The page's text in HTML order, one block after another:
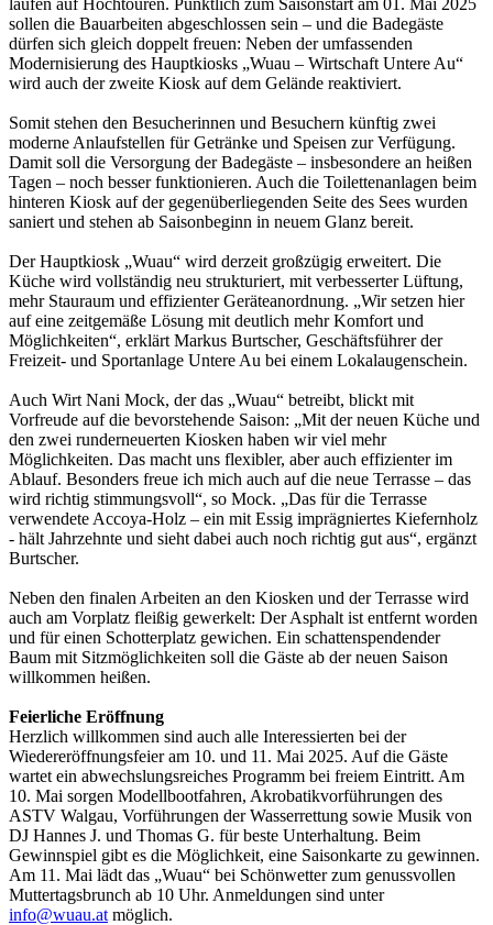
sollen die Bauarbeiten abgeschlossen sein – und die Badegäste
dürfen sich gleich doppelt freuen: Neben der umfassenden
Modernisierung des Hauptkiosks „Wuau – Wirtschaft Untere Au“
wird auch der zweite Kiosk auf dem Gelände reaktiviert.
Somit stehen den Besucherinnen und Besuchern künftig zwei
moderne Anlaufstellen für Getränke und Speisen zur Verfügung.
Damit soll die Versorgung der Badegäste – insbesondere an heißen
Tagen – noch besser funktionieren. Auch die Toilettenanlagen beim
hinteren Kiosk auf der gegenüberliegenden Seite des Sees wurden
saniert und stehen ab Saisonbeginn in neuem Glanz bereit.
Der Hauptkiosk „Wuau“ wird derzeit großzügig erweitert. Die
Küche wird vollständig neu strukturiert, mit verbesserter Lüftung,
mehr Stauraum und effizienter Geräteanordnung. „Wir setzen hier
auf eine zeitgemäße Lösung mit deutlich mehr Komfort und
Möglichkeiten“, erklärt Markus Burtscher, Geschäftsführer der
Freizeit- und Sportanlage Untere Au bei einem Lokalaugenschein.
Auch Wirt Nani Mock, der das „Wuau“ betreibt, blickt mit
Vorfreude auf die bevorstehende Saison: „Mit der neuen Küche und
den zwei runderneuerten Kiosken haben wir viel mehr
Möglichkeiten. Das macht uns flexibler, aber auch effizienter im
Ablauf. Besonders freue ich mich auch auf die neue Terrasse – das
wird richtig stimmungsvoll“, so Mock. „Das für die Terrasse
verwendete Accoya-Holz – ein mit Essig imprägniertes Kiefernholz
- hält Jahrzehnte und sieht dabei auch noch richtig gut aus“, ergänzt
Burtscher.
Neben den finalen Arbeiten an den Kiosken und der Terrasse wird
auch am Vorplatz fleißig gewerkelt: Der Asphalt ist entfernt worden
und für einen Schotterplatz gewichen. Ein schattenspendender
Baum mit Sitzmöglichkeiten soll die Gäste ab der neuen Saison
willkommen heißen.
Feierliche Eröffnung
Herzlich willkommen sind auch alle Interessierten bei der
Wiedereröffnungsfeier am 10. und 11. Mai 2025. Auf die Gäste
wartet ein abwechslungsreiches Programm bei freiem Eintritt. Am
10. Mai sorgen Modellbootfahren, Akrobatikvorführungen des
ASTV Walgau, Vorführungen der Wasserrettung sowie Musik von
DJ Hannes J. und Thomas G. für beste Unterhaltung. Beim
Gewinnspiel gibt es die Möglichkeit, eine Saisonkarte zu gewinnen.
Am 11. Mai lädt das „Wuau“ bei Schönwetter zum genussvollen
Muttertagsbrunch ab 10 Uhr. Anmeldungen sind unter
info@wuau.at möglich.